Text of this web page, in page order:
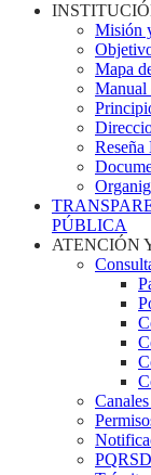
Misión
Mapa
Manual
Reseña
PÚBLICA
ATENCIÓN
PQRSD